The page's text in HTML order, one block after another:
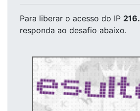
Para liberar o acesso do IP
responda ao desafio abaixo.